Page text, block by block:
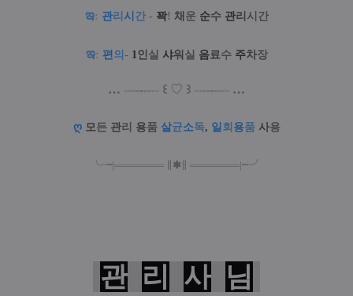
ఇ: 관리 시 간 - 꽉! 채 운 순수 관리 시간
ఇ: 편의 - 1인실 샤워 실 음료수 주차장
… --------- ꒰ ♡ ꒱ --------- …
ღ 모든 관리 용품 살균소독, 일 회 용품 사용
╰╼|═══════ ✱ ═══════|╾╯
관 리 사 님